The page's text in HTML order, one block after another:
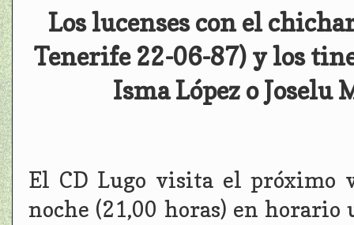
Los lucenses con el
Tenerife 22-06-87) y los
Isma López o Joselu
El CD Lugo visita el próximo
noche (21,00 horas) en